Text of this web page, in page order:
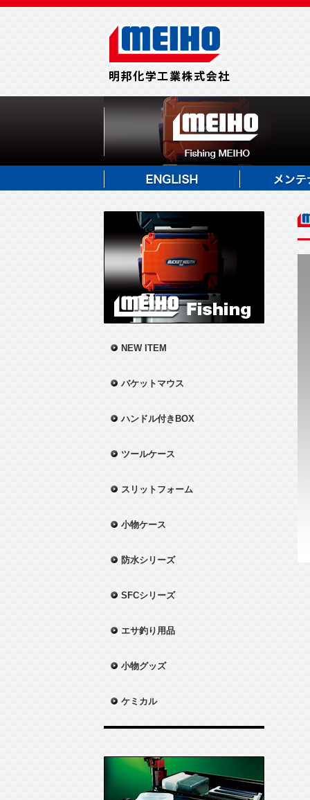
NEW ITEM
バケットマウス
ハンドル付きBOX
ツールケース
スリットフォーム
小物ケース
防水シリーズ
SFCシリーズ
エサ釣り用品
小物グッズ
ケミカル